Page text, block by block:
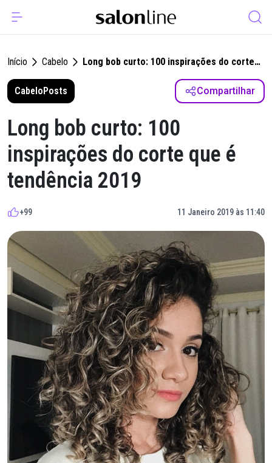
Início Cabelo
Long bob curto: 100 inspirações do corte
CabeloPosts Compartilhar
Long bob curto: 100
inspirações do corte que é
tendência 2019
+99 11 Janeiro 2019 às 11:40